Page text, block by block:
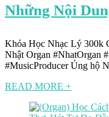
Những Nội
Khóa Học Nhạc Lý 300k
Nhật Organ #NhatOrgan
#MusicProducer Ủng hộ
READ MORE +